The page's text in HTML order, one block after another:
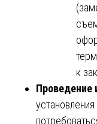
к
Проведение